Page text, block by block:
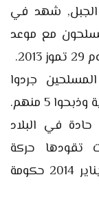
الجبل, شهد في
مسلحون مع موعد
جردوا
الجنود من اسلحتهم وبدلاتهم العسكرية وذبحوا 5 منهم.
في البلاد
تقودها حركة
النهضة الاسلامية, لتحل محلها نهاية يناير 2014 حكومة